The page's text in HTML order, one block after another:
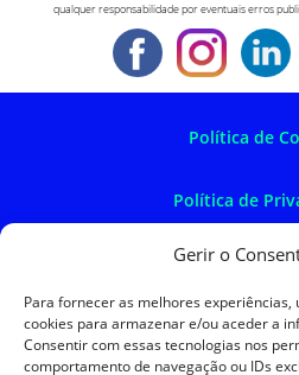
Gerir o
Para fornecer as melhores experiências,
cookies para armazenar e/ou aceder a
Consentir com essas tecnologias nos
comportamento de navegação ou IDs
qualquer responsabilidade por eventuais erros
Política de
Política de
Política de
Termos e